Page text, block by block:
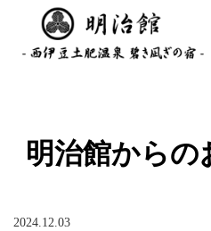
明治館からの
2024.12.03